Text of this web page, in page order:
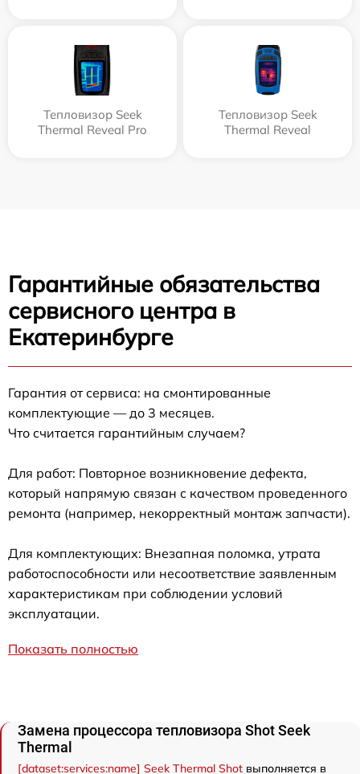
Тепловизор Seek
Thermal Reveal Pro
Тепловизор Seek
Thermal Reveal
Гарантийные обязательства
сервисного центра в
Екатеринбурге
Гарантия от сервиса: на смонтированные
комплектующие — до 3 месяцев.
Что считается гарантийным случаем?
Для работ: Повторное возникновение дефекта,
который напрямую связан с качеством проведенного
ремонта (например, некорректный монтаж запчасти).
Для комплектующих: Внезапная поломка, утрата
работоспособности или несоответствие заявленным
характеристикам при соблюдении условий
эксплуатации.
Показать полностью
Замена процессора тепловизора Shot Seek
Thermal
[dataset:services:name] Seek Thermal Shot выполняется в